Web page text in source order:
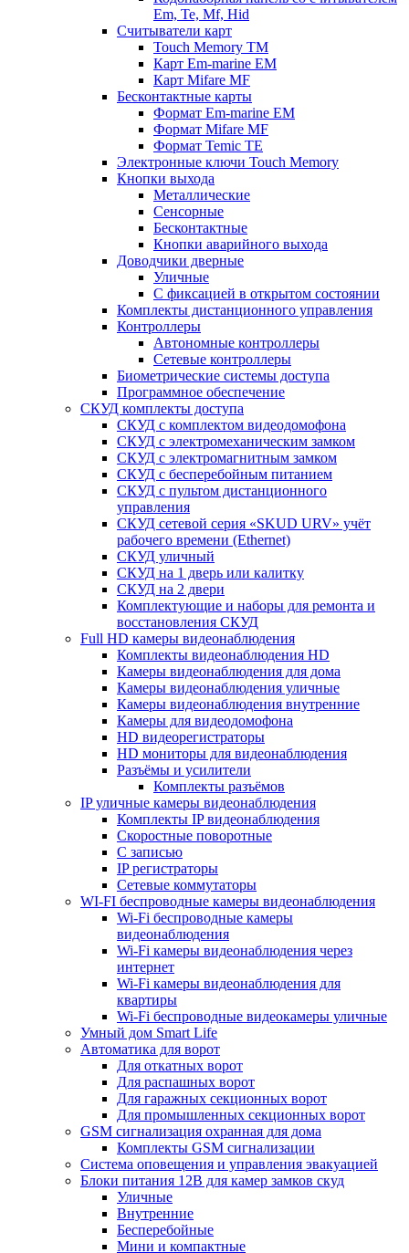
Em, Te, Mf, Hid
Считыватели карт
Touch Memory TM
Карт Em-marine EM
Карт Mifare MF
Бесконтактные карты
Формат Em-marine EM
Формат Mifare MF
Формат Temic TE
Электронные ключи Touch Memory
Кнопки выхода
Металлические
Сенсорные
Бесконтактные
Кнопки аварийного выхода
Доводчики дверные
Уличные
С фиксацией в открытом состоянии
Комплекты дистанционного управления
Контроллеры
Автономные контроллеры
Сетевые контроллеры
Биометрические системы доступа
Программное обеспечение
СКУД комплекты доступа
СКУД с комплектом видеодомофона
СКУД с электромеханическим замком
СКУД с электромагнитным замком
СКУД с бесперебойным питанием
СКУД с пультом дистанционного
управления
СКУД сетевой серия «SKUD URV» учёт
рабочего времени (Ethernet)
СКУД уличный
СКУД на 1 дверь или калитку
СКУД на 2 двери
Комплектующие и наборы для ремонта и
восстановления СКУД
Full HD камеры видеонаблюдения
Комплекты видеонаблюдения HD
Камеры видеонаблюдения для дома
Камеры видеонаблюдения уличные
Камеры видеонаблюдения внутренние
Камеры для видеодомофона
HD видеорегистраторы
HD мониторы для видеонаблюдения
Разъёмы и усилители
Комплекты разъёмов
IP уличные камеры видеонаблюдения
Комплекты IP видеонаблюдения
Скоростные поворотные
С записью
IP регистраторы
Сетевые коммутаторы
WI-FI беспроводные камеры видеонаблюдения
Wi-Fi беспроводные камеры
видеонаблюдения
Wi-Fi камеры видеонаблюдения через
интернет
Wi-Fi камеры видеонаблюдения для
квартиры
Wi-Fi беспроводные видеокамеры уличные
Умный дом Smart Life
Автоматика для ворот
Для откатных ворот
Для распашных ворот
Для гаражных секционных ворот
Для промышленных секционных ворот
GSM сигнализация охранная для дома
Комплекты GSM сигнализации
Cистема оповещения и управления эвакуацией
Блоки питания 12В для камер замков скуд
Уличные
Внутренние
Бесперебойные
Мини и компактные